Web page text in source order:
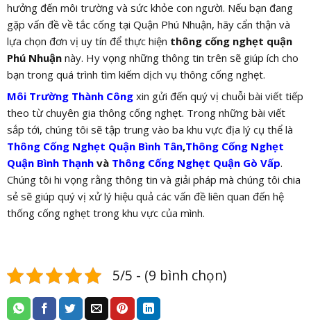
hưởng đến môi trường và sức khỏe con người. Nếu bạn đang
gặp vấn đề về tắc cống tại Quận Phú Nhuận, hãy cẩn thận và
lựa chọn đơn vị uy tín để thực hiện thông cống nghẹt quận
Phú Nhuậnnày. Hy vọng những thông tin trên sẽ giúp ích cho
bạn trong quá trình tìm kiếm dịch vụ thông cống nghẹt.
Môi Trường Thành Côngxin gửi đến quý vị chuỗi bài viết tiếp
theo từ chuyên gia thông cống nghẹt. Trong những bài viết
sắp tới, chúng tôi sẽ tập trung vào ba khu vực địa lý cụ thể là
Thông Cống Nghẹt Quận Bình Tân,Thông Cống Nghẹt
Quận Bình Thạnhvà Thông Cống Nghẹt Quận Gò Vấp.
Chúng tôi hi vọng rằng thông tin và giải pháp mà chúng tôi chia
sẻ sẽ giúp quý vị xử lý hiệu quả các vấn đề liên quan đến hệ
thống cống nghẹt trong khu vực của mình.
5/5 - (9 bình chọn)